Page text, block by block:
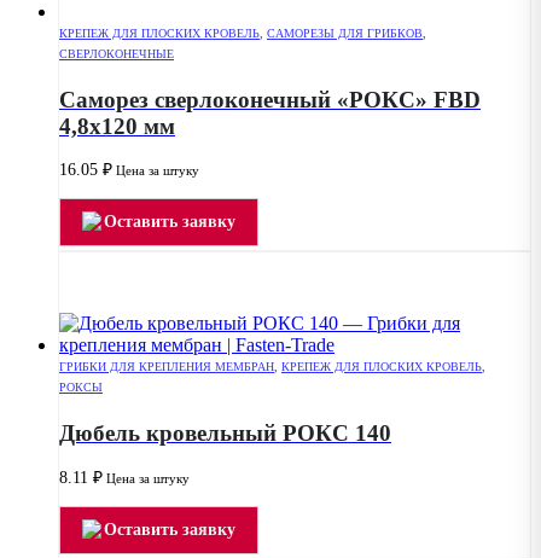
КРЕПЕЖ ДЛЯ ПЛОСКИХ КРОВЕЛЬ САМОРЕЗЫ ДЛЯ ГРИБКОВ
СВЕРЛОКОНЕЧНЫЕ
Саморез сверлоконечный «РОКС» FBD
4,8х120 мм
16.05 ₽ Цена за штуку
Оставить заявку
ГРИБКИ ДЛЯ КРЕПЛЕНИЯ МЕМБРАН, КРЕПЕЖ ДЛЯ ПЛОСКИХ КРОВЕЛЬ,
РОКСЫ
Дюбель кровельный РОКС 140
8.11 ₽ Цена за штуку
Оставить заявку